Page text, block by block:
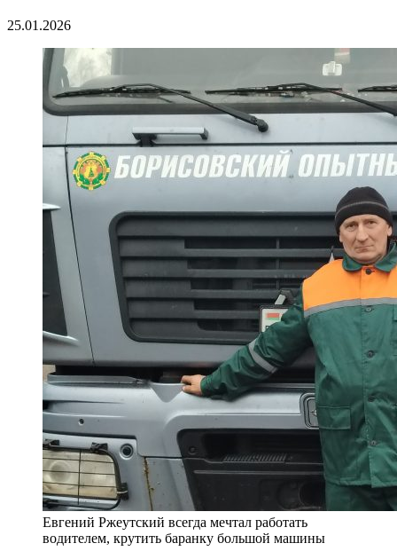
25.01.2026
Евгений Ржеутский всегда мечтал работать
водителем, крутить баранку большой машины